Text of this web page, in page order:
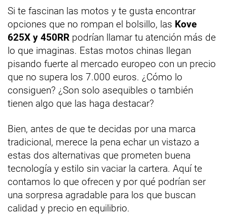
Si te fascinan las motos y te gusta encontrar
opciones que no rompan el bolsillo, las Kove
625X y 450RR podrían llamar tu atención más de
lo que imaginas. Estas motos chinas llegan
pisando fuerte al mercado europeo con un precio
que no supera los 7.000 euros. ¿Cómo lo
consiguen? ¿Son solo asequibles o también
tienen algo que las haga destacar?
Bien, antes de que te decidas por una marca
tradicional, merece la pena echar un vistazo a
estas dos alternativas que prometen buena
tecnología y estilo sin vaciar la cartera. Aquí te
contamos lo que ofrecen y por qué podrían ser
una sorpresa agradable para los que buscan
calidad y precio en equilibrio.